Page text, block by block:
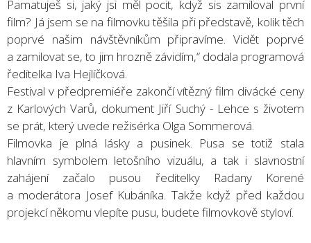
Pamatuješ si, jaký jsi měl pocit, když sis zamiloval první
film? Já jsem se na filmovku těšila při představě, kolik těch
poprvé našim návštěvníkům připravíme. Vidět poprvé
a zamilovat se, to jim hrozně závidím,“ dodala programová
ředitelka Iva Hejlíčková.
Festival v předpremiéře zakončí vítězný film divácké ceny
z Karlových Varů, dokument Jiří Suchý - Lehce s životem
se prát, který uvede režisérka Olga Sommerová.
Filmovka je plná lásky a pusinek. Pusa se totiž stala
hlavním symbolem letošního vizuálu, a tak i slavnostní
zahájení začalo pusou ředitelky Radany Korené
a moderátora Josef Kubáníka. Takže když před každou
projekcí někomu vlepíte pusu, budete filmovkově styloví.